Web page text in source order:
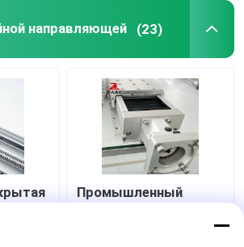
направляющей (23)
Промышленный